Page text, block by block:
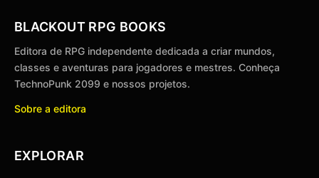
BLACKOUT RPG BOOKS
Editora de RPG independente dedicada a criar mundos,
classes e aventuras para jogadores e mestres. Conheça
TechnoPunk 2099 e nossos projetos.
Sobre a editora
EXPLORAR